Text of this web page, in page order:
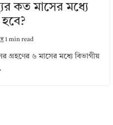
কত মাসের মধ্যে
1 min read
গ্রহণের ৬ মাসের মধ্যে বিভাগীয়